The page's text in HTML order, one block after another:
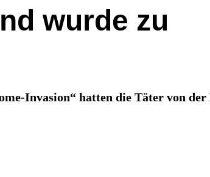
wurde zu
Invasion“ hatten die Täter von